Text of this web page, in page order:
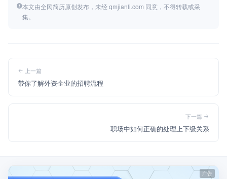
本文由全民简历原创发布，未经 qmjianli.com 同意，不得转载或采
集。
上一篇
带你了解外资企业的招聘流程
下一篇
职场中如何正确的处理上下级关系